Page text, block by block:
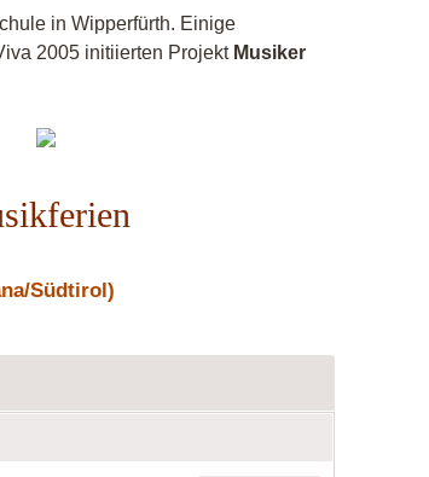
in Wipperfürth. Einige
2005 initiierten Projekt Musiker
Südtirol)